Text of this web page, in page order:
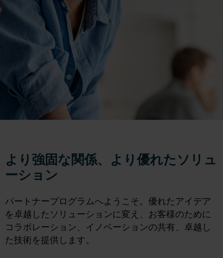
より強固な関係、より優れたソリュ
ーション
パートナープログラムへようこそ。優れたアイデア
を卓越したソリューションに変え、お客様のために
コラボレーション、イノベーションの共有、卓越し
た技術を提供します。